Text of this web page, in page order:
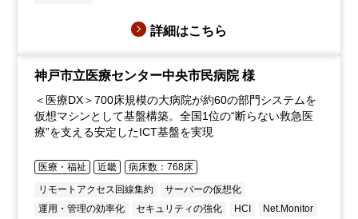
詳細はこちら
神戸市立医療センター中央市民病院 様
＜医療DX＞700床規模の大病院が約60の部門システムを
仮想マシンとして基盤構築。全国1位の“断らない救急医
療”を支える安定したICT基盤を実現
医療・福祉 近畿
病床数：768床
リモートアクセス回線集約
サーバーの仮想化
運用・管理の効率化
セキュリティの強化 HCI Net.Monitor